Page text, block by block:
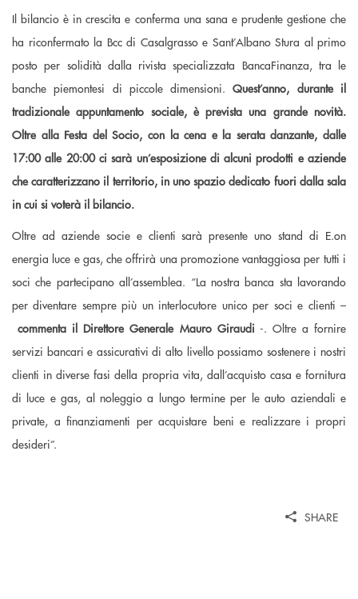
Il bilancio è in crescita e conferma una sana e prudente gestione che
ha riconfermato la Bcc di Casalgrasso e Sant’Albano Stura al primo
posto per solidità dalla rivista specializzata BancaFinanza, tra le
banche piemontesi di piccole dimensioni.Quest’anno, durante il
tradizionale appuntamento sociale, è prevista una grande novità.
Oltre alla Festa del Socio, con la cena e la serata danzante, dalle
17:00 alle 20:00 ci sarà un’esposizione di alcuni prodotti e aziende
che caratterizzano il territorio, in uno spazio dedicato fuori dalla sala
in cui si voterà il bilancio.
Oltre ad aziende socie e clienti sarà presente uno stand di E.on
energia luce e gas, che offrirà una promozione vantaggiosa per tutti i
soci che partecipano all’assemblea. “La nostra banca sta lavorando
per diventare sempre più un interlocutore unico per soci e clienti –
commenta il Direttore Generale Mauro Giraudi-. Oltre a fornire
servizi bancari e assicurativi di alto livello possiamo sostenere i nostri
clienti in diverse fasi della propria vita, dall’acquisto casa e fornitura
di luce e gas, al noleggio a lungo termine per le auto aziendali e
private, a finanziamenti per acquistare beni e realizzare i propri
desideri”.
SHARE